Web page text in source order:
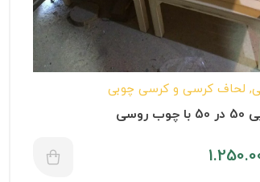
, لحاف کرسی و کرسی چوبی